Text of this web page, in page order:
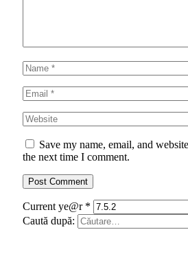
Save my name, email, and
the next time I comment.
Current ye@r *
Caută după: